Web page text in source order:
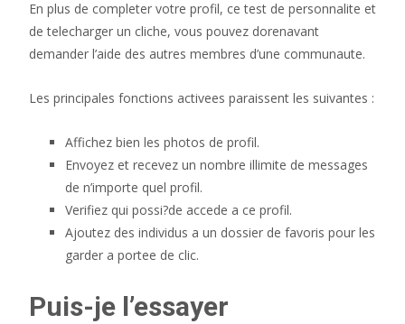
En plus de completer votre profil, ce test de personnalite et
de telecharger un cliche, vous pouvez dorenavant
demander l’aide des autres membres d’une communaute.
Les principales fonctions activees paraissent les suivantes :
Affichez bien les photos de profil.
Envoyez et recevez un nombre illimite de messages
de n’importe quel profil.
Verifiez qui possi?de accede a ce profil.
Ajoutez des individus a un dossier de favoris pour les
garder a portee de clic.
Puis-je l’essayer